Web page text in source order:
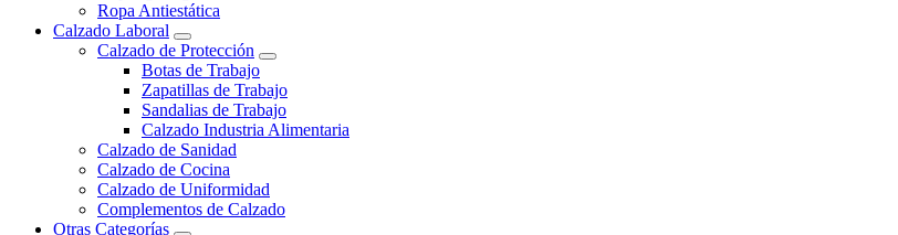
Ropa Antiestática
Calzado Laboral
Calzado de Protección
Botas de Trabajo
Zapatillas de Trabajo
Sandalias de Trabajo
Calzado Industria Alimentaria
Calzado de Sanidad
Calzado de Cocina
Calzado de Uniformidad
Complementos de Calzado
Otras Categorías